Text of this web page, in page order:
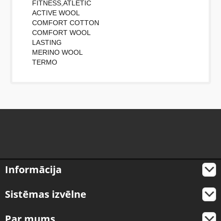
FITNESS,ATLETIC
ACTIVE WOOL
COMFORT COTTON
COMFORT WOOL
LASTING
MERINO WOOL
TERMO
Informācija
Sistēmas izvēlne